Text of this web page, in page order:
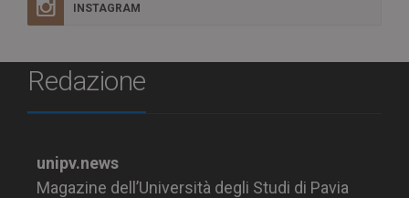
INSTAGRAM
Redazione
unipv.news
Magazine dell’Università degli Studi di Pavia